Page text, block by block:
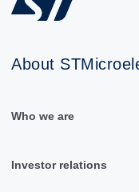
About
Who we are
Investor relations